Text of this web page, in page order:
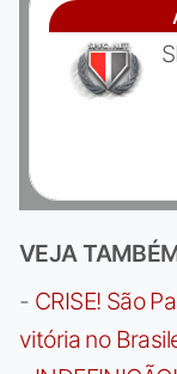
VEJA
- CRISE! São
vitória no